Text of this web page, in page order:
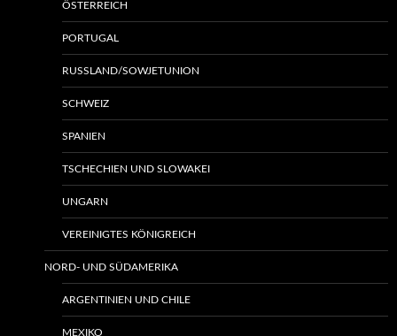
ÖSTERREICH
PORTUGAL
RUSSLAND/SOWJETUNION
SCHWEIZ
SPANIEN
TSCHECHIEN UND SLOWAKEI
UNGARN
VEREINIGTES KÖNIGREICH
NORD- UND SÜDAMERIKA
ARGENTINIEN UND CHILE
MEXIKO